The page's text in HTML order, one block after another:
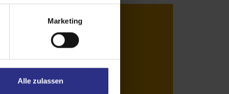
Marketing
Alle zulassen